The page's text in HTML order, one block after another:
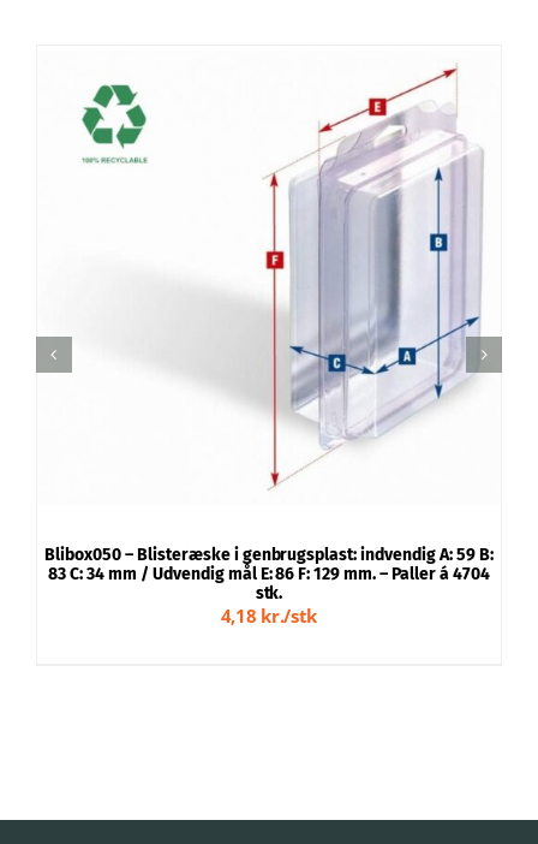
TILFØJ TIL KURV
Blibox050 – Blisteræske i genbrugsplast: indvendig A: 59 B:
83 C: 34 mm / Udvendig mål E: 86 F: 129 mm. – Paller á 4704
stk.
4,18 kr./stk